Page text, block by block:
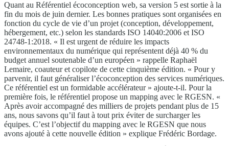
Quant au Référentiel écoconception web, sa version 5 est sortie à la
fin du mois de juin dernier. Les bonnes pratiques sont organisées en
fonction du cycle de vie d’un projet (conception, développement,
hébergement, etc.) selon les standards ISO 14040:2006 et ISO
24748-1:2018. « Il est urgent de réduire les impacts
environnementaux du numérique qui représentent déjà 40 % du
budget annuel soutenable d’un européen » rappelle Raphaël
Lemaire, coauteur et copilote de cette cinquième édition. « Pour y
parvenir, il faut généraliser l’écoconception des services numériques.
Ce référentiel est un formidable accélérateur » ajoute-t-il. Pour la
première fois, le référentiel propose un mapping avec le RGESN. «
Après avoir accompagné des milliers de projets pendant plus de 15
ans, nous savons qu’il faut à tout prix éviter de surcharger les
équipes. C’est l’objectif du mapping avec le RGESN que nous
avons ajouté à cette nouvelle édition » explique Frédéric Bordage.